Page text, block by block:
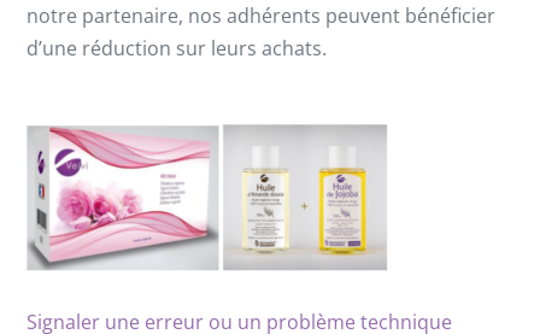
notre partenaire, nos adhérents peuvent bénéficier
d’une réduction sur leurs achats.
Signaler une erreur ou un problème technique